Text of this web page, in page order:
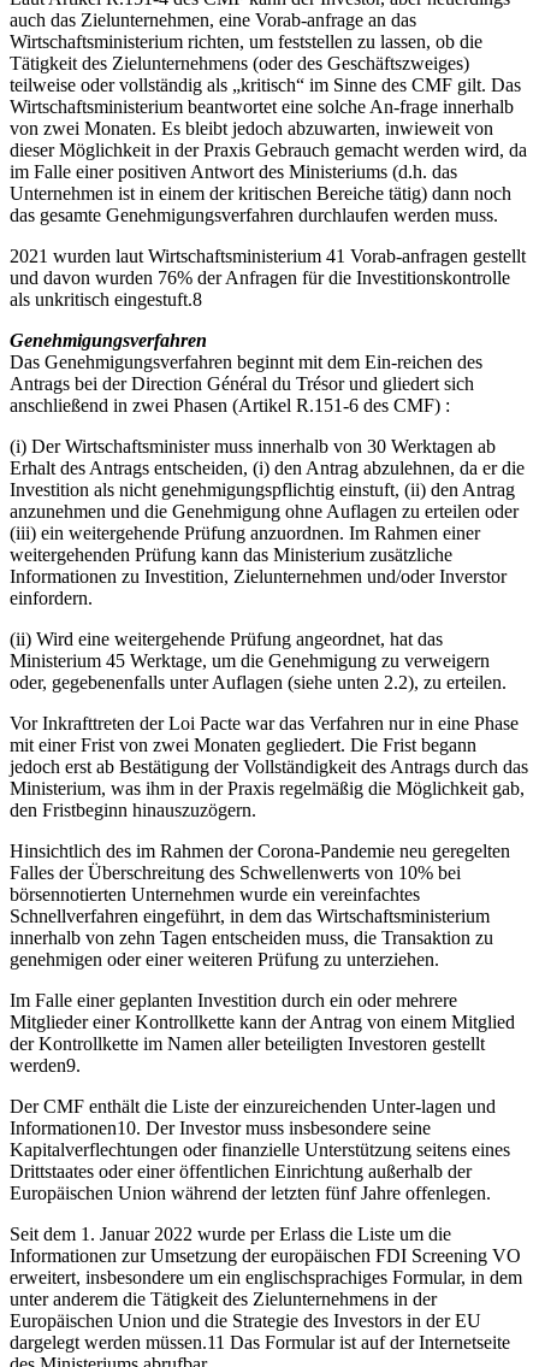
auch das Zielunternehmen, eine Vorab-anfrage an das
Wirtschaftsministerium richten, um feststellen zu lassen, ob die
Tätigkeit des Zielunternehmens (oder des Geschäftszweiges)
teilweise oder vollständig als „kritisch“ im Sinne des CMF gilt. Das
Wirtschaftsministerium beantwortet eine solche An-frage innerhalb
von zwei Monaten. Es bleibt jedoch abzuwarten, inwieweit von
dieser Möglichkeit in der Praxis Gebrauch gemacht werden wird, da
im Falle einer positiven Antwort des Ministeriums (d.h. das
Unternehmen ist in einem der kritischen Bereiche tätig) dann noch
das gesamte Genehmigungsverfahren durchlaufen werden muss.
2021 wurden laut Wirtschaftsministerium 41 Vorab-anfragen gestellt
und davon wurden 76% der Anfragen für die Investitionskontrolle
als unkritisch eingestuft.8
Genehmigungsverfahren
Das Genehmigungsverfahren beginnt mit dem Ein-reichen des
Antrags bei der Direction Général du Trésor und gliedert sich
anschließend in zwei Phasen (Artikel R.151-6 des CMF) :
(i) Der Wirtschaftsminister muss innerhalb von 30 Werktagen ab
Erhalt des Antrags entscheiden, (i) den Antrag abzulehnen, da er die
Investition als nicht genehmigungspflichtig einstuft, (ii) den Antrag
anzunehmen und die Genehmigung ohne Auflagen zu erteilen oder
(iii) ein weitergehende Prüfung anzuordnen. Im Rahmen einer
weitergehenden Prüfung kann das Ministerium zusätzliche
Informationen zu Investition, Zielunternehmen und/oder Inverstor
einfordern.
(ii) Wird eine weitergehende Prüfung angeordnet, hat das
Ministerium 45 Werktage, um die Genehmigung zu verweigern
oder, gegebenenfalls unter Auflagen (siehe unten 2.2), zu erteilen.
Vor Inkrafttreten der Loi Pacte war das Verfahren nur in eine Phase
mit einer Frist von zwei Monaten gegliedert. Die Frist begann
jedoch erst ab Bestätigung der Vollständigkeit des Antrags durch das
Ministerium, was ihm in der Praxis regelmäßig die Möglichkeit gab,
den Fristbeginn hinauszuzögern.
Hinsichtlich des im Rahmen der Corona-Pandemie neu geregelten
Falles der Überschreitung des Schwellenwerts von 10% bei
börsennotierten Unternehmen wurde ein vereinfachtes
Schnellverfahren eingeführt, in dem das Wirtschaftsministerium
innerhalb von zehn Tagen entscheiden muss, die Transaktion zu
genehmigen oder einer weiteren Prüfung zu unterziehen.
Im Falle einer geplanten Investition durch ein oder mehrere
Mitglieder einer Kontrollkette kann der Antrag von einem Mitglied
der Kontrollkette im Namen aller beteiligten Investoren gestellt
werden9.
Der CMF enthält die Liste der einzureichenden Unter-lagen und
Informationen10. Der Investor muss insbesondere seine
Kapitalverflechtungen oder finanzielle Unterstützung seitens eines
Drittstaates oder einer öffentlichen Einrichtung außerhalb der
Europäischen Union während der letzten fünf Jahre offenlegen.
Seit dem 1. Januar 2022 wurde per Erlass die Liste um die
Informationen zur Umsetzung der europäischen FDI Screening VO
erweitert, insbesondere um ein englischsprachiges Formular, in dem
unter anderem die Tätigkeit des Zielunternehmens in der
Europäischen Union und die Strategie des Investors in der EU
dargelegt werden müssen.11 Das Formular ist auf der Internetseite